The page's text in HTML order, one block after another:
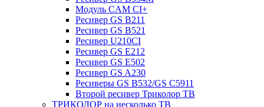
Модуль CAM CI+
Ресивер GS B211
Ресивер GS B521
Ресивер U210CI
Ресивер GS E212
Ресивер GS E502
Ресивер GS A230
Ресиверы GS B532/GS C5911
Второй ресивер Триколор ТВ
ТРИКОЛОР на несколько ТВ